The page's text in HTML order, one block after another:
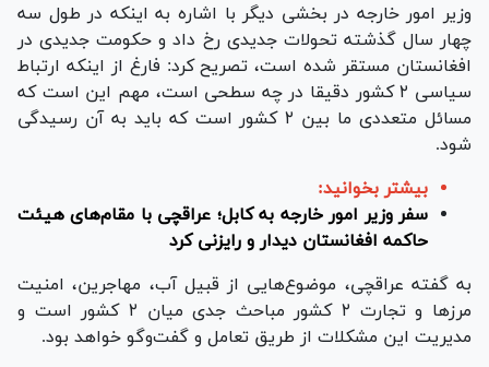
وزیر امور خارجه در بخشی دیگر با اشاره به اینکه در طول سه
چهار سال گذشته تحولات جدیدی رخ داد و حکومت جدیدی در
افغانستان مستقر شده است، تصریح کرد: فارغ از اینکه ارتباط
سیاسی ۲ کشور دقیقا در چه سطحی است، مهم این است که
مسائل متعددی ما بین ۲ کشور است که باید به آن رسیدگی
شود.
بیشتر بخوانید:
سفر وزیر امور خارجه به کابل؛ عراقچی با مقام‌های هیئت
حاکمه افغانستان دیدار و رایزنی کرد
به گفته عراقچی، موضوع‌هایی از قبیل آب، مهاجرین، امنیت
مرز‌ها و تجارت ۲ کشور مباحث جدی میان ۲ کشور است و
مدیریت این مشکلات از طریق تعامل و گفت‌و‌گو خواهد بود.